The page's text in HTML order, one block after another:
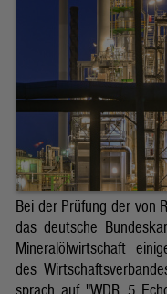
Bei der Prüfung der von
das deutsche
Mineralölwirtschaft
des
sprach auf "WDR 5